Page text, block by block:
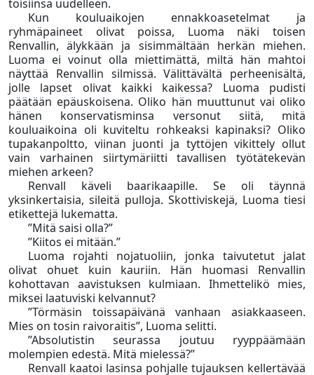
toisiinsa uudelleen.
Kun kouluaikojen ennakkoasetelmat ja
ryhmäpaineet olivat poissa, Luoma näki toisen
Renvallin, älykkään ja sisimmältään herkän miehen.
Luoma ei voinut olla miettimättä, miltä hän mahtoi
näyttää Renvallin silmissä. Välittävältä perheenisältä,
jolle lapset olivat kaikki kaikessa? Luoma pudisti
päätään epäuskoisena. Oliko hän muuttunut vai oliko
hänen konservatisminsa versonut siitä, mitä
kouluaikoina oli kuviteltu rohkeaksi kapinaksi? Oliko
tupakanpoltto, viinan juonti ja tyttöjen vikittely ollut
vain varhainen siirtymäriitti tavallisen työtätekevän
miehen arkeen?
Renvall käveli baarikaapille. Se oli täynnä
yksinkertaisia, sileitä pulloja. Skottiviskejä, Luoma tiesi
etikettejä lukematta.
”Mitä saisi olla?”
”Kiitos ei mitään.”
Luoma rojahti nojatuoliin, jonka taivutetut jalat
olivat ohuet kuin kauriin. Hän huomasi Renvallin
kohottavan aavistuksen kulmiaan. Ihmettelikö mies,
miksei laatuviski kelvannut?
”Törmäsin toissapäivänä vanhaan asiakkaaseen.
Mies on tosin raivoraitis”, Luoma selitti.
”Absolutistin seurassa joutuu ryyppäämään
molempien edestä. Mitä mielessä?”
Renvall kaatoi lasinsa pohjalle tujauksen kellertävää